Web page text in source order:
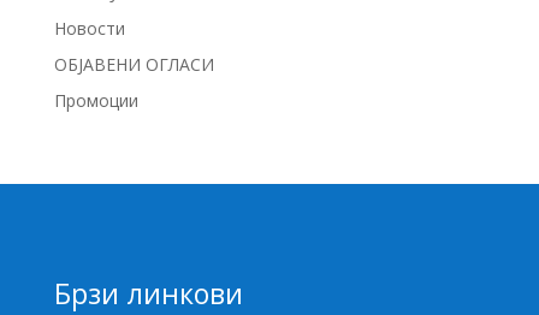
Новости
ОБЈАВЕНИ ОГЛАСИ
Промоции
Брзи линкови